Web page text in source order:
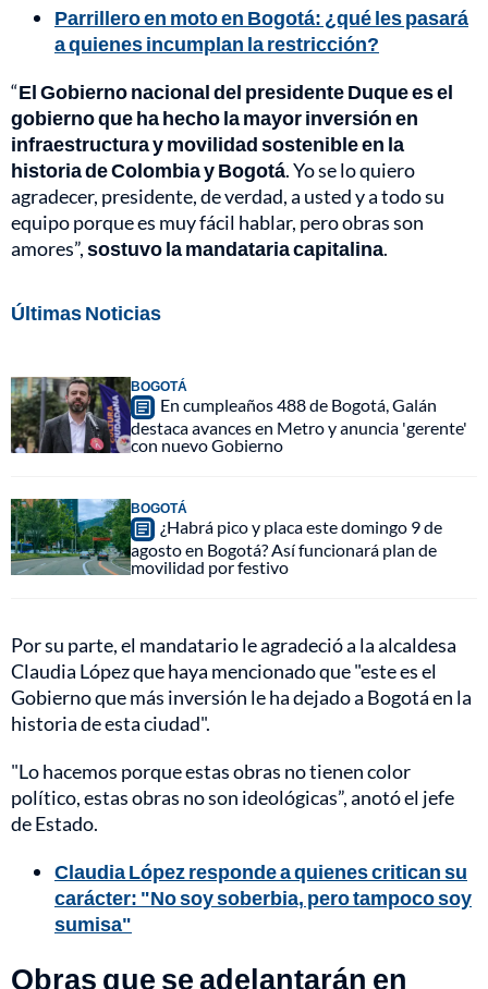
Parrillero en moto en Bogotá: ¿qué les pasará
a quienes incumplan la restricción?
“El Gobierno nacional del presidente Duque es el
gobierno que ha hecho la mayor inversión en
infraestructura y movilidad sostenible en la
historia de Colombia y Bogotá. Yo se lo quiero
agradecer, presidente, de verdad, a usted y a todo su
equipo porque es muy fácil hablar, pero obras son
amores”,sostuvo la mandataria capitalina.
Últimas Noticias
BOGOTÁ
En cumpleaños 488 de Bogotá, Galán
destaca avances en Metro y anuncia 'gerente'
con nuevo Gobierno
BOGOTÁ
¿Habrá pico y placa este domingo 9 de
agosto en Bogotá? Así funcionará plan de
movilidad por festivo
Por su parte, el mandatario le agradeció a la alcaldesa
Claudia López que haya mencionado que "este es el
Gobierno que más inversión le ha dejado a Bogotá en la
historia de esta ciudad".
"Lo hacemos porque estas obras no tienen color
político, estas obras no son ideológicas”, anotó el jefe
de Estado.
Claudia López responde a quienes critican su
carácter: "No soy soberbia, pero tampoco soy
sumisa"
Obras que se adelantarán en